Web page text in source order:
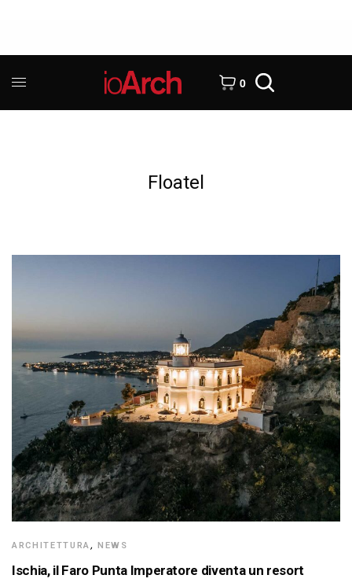
0
Floatel
ARCHITETTURA,NEWS
Ischia, il Faro Punta Imperatore diventa un resort